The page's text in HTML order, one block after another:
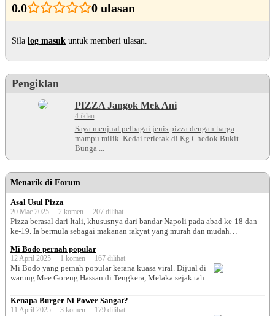
0.0 0 ulasan
Sila log masuk untuk memberi ulasan.
Pengiklan
PIZZA Jangok Mek Ani
4 iklan
Saya menjual pelbagai jenis pizza dengan harga
mampu milik. Kedai terletak di Kg Chedok Bukit
Bunga ...
Menarik di Forum
Asal Usul Pizza
20 Mac 2025 2 komen 207 dilihat
Pizza berasal dari Itali, khususnya dari bandar Napoli pada abad ke-18 dan
ke-19. Ia bermula sebagai makanan rakyat yang murah dan mudah
dibakar dan ditambah dengan bahan-bahan asas seperti minyak zaitun, keju,
dan herba. Pada tahun 1889, seorang tukang masak bernama Raffaele
Esposito mencipta Pizza […]
Mi Bodo pernah popular
12 April 2025 1 komen 167 dilihat
Mi Bodo yang pernah popular kerana kuasa viral. Dijual di
warung Mee Goreng Hassan di Tengkera, Melaka sejak tahun
antarabangsa. Hanya dijual hingga ke pukul 11.00 pagi.
Setiap hari boleh kata warungnya penuh dengan pelanggan
Kenapa Burger Ni Power Sangat?
11 April 2025 3 komen 179 dilihat